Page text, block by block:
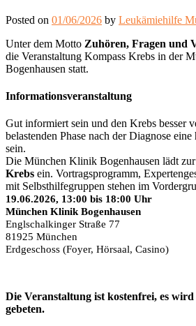
Posted on 01/06/2026 by Leukämiehilfe
Unter dem Motto Zuhören, Fragen und
die Veranstaltung Kompass Krebs in der
Bogenhausen statt.
Informationsveranstaltung
Gut informiert sein und den Krebs besser
belastenden Phase nach der Diagnose
sein.
Die München Klinik Bogenhausen lädt
Krebs ein. Vortragsprogramm,
mit Selbsthilfegruppen stehen im
19.06.2026, 13:00 bis 18:00 Uhr
München Klinik Bogenhausen
Englschalkinger Straße 77
81925 München
Erdgeschoss (Foyer, Hörsaal, Casino)
Die Veranstaltung ist kostenfrei, es
gebeten.